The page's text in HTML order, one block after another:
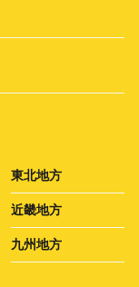
東北地方
近畿地方
九州地方